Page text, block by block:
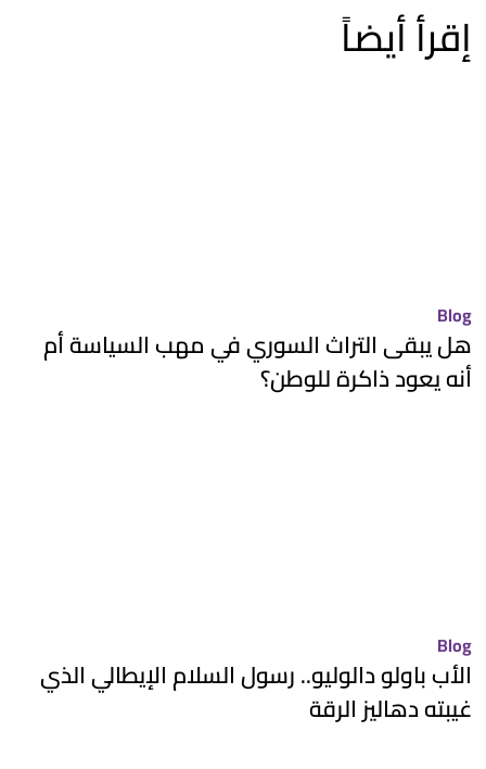
إقرأ أيضاً
Blog
هل يبقى التراث السوري في مهب السياسة أم
أنه يعود ذاكرة للوطن؟
Blog
الأب باولو دالوليو.. رسول السلام الإيطالي الذي
غيبته دهاليز الرقة